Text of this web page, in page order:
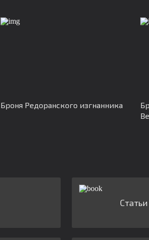
Броня Редоранского изгнанника